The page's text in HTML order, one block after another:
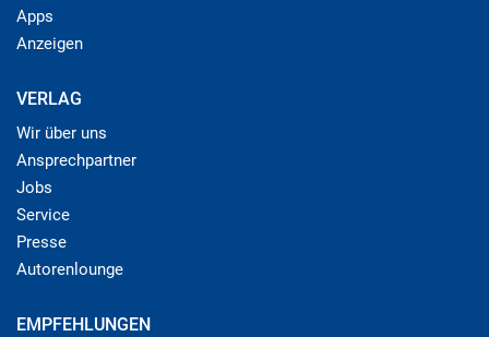
Apps
Anzeigen
VERLAG
Wir über uns
Ansprechpartner
Jobs
Service
Presse
Autorenlounge
EMPFEHLUNGEN